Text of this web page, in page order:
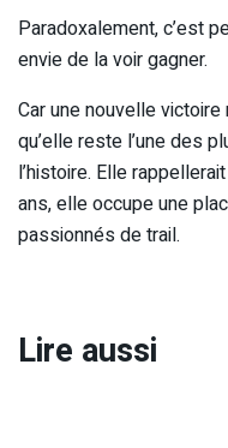
Paradoxalement, c’est
envie de la voir gagner.
Car une nouvelle
qu’elle reste l’une des
l’histoire. Elle
ans, elle occupe une
passionnés de trail.
Lire aussi